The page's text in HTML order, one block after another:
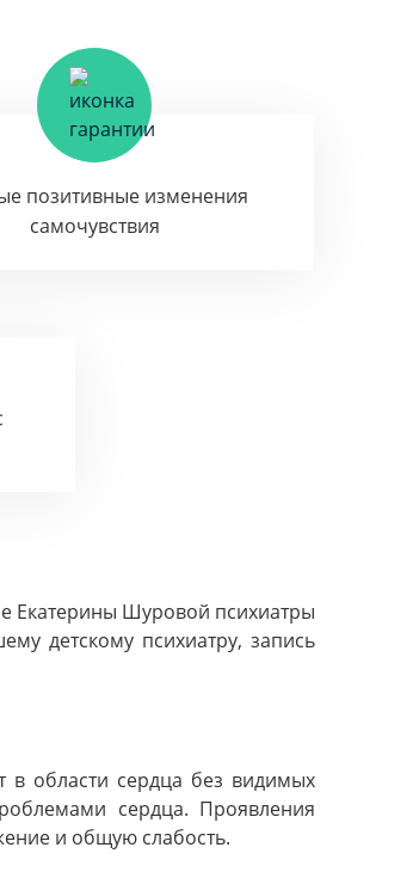
позитивные изменения
самочувствия
Екатерины Шуровой психиатры
детскому психиатру, запись
в области сердца без видимых
сердца. Проявления
и общую слабость.